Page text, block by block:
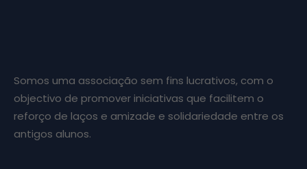
Somos uma associação sem fins lucrativos, com o
objectivo de promover iniciativas que facilitem o
reforço de laços e amizade e solidariedade entre os
antigos alunos.